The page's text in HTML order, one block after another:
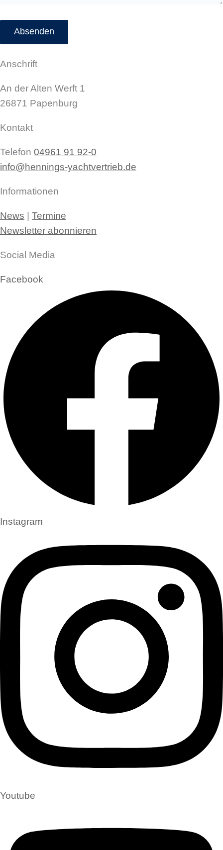
Anschrift
An der Alten Werft 1
26871 Papenburg
Kontakt
Telefon 04961 91 92-0
info@hennings-yachtvertrieb.de
Informationen
News | Termine
Newsletter abonnieren
Social Media
Facebook
Instagram
Youtube